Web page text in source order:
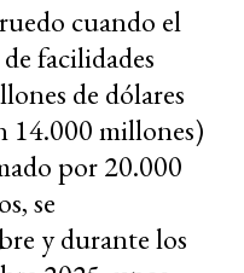
cuando el
facilidades
de dólares
14.000 millones)
por 20.000
se
y durante los